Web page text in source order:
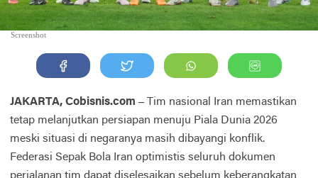
Screenshot
JAKARTA, Cobisnis.com –
Tim nasional Iran memastikan
tetap melanjutkan persiapan menuju Piala Dunia 2026
meski situasi di negaranya masih dibayangi konflik.
Federasi Sepak Bola Iran optimistis seluruh dokumen